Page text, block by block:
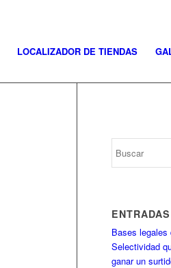
LOCALIZADOR DE TIENDAS
Bases legales
Selectividad
ganar un